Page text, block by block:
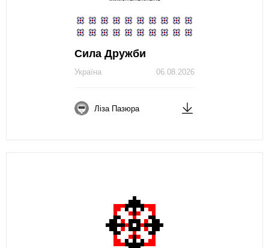
Сила Дружби
06.08.2026
Україна
Ліза Пазюра